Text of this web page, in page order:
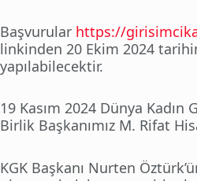
Başvurular https://
linkinden 20 Ekim 2024
yapılabilecektir.
19 Kasım 2024 Dünya Kadın
Birlik Başkanımız M. Rifat
KGK Başkanı Nurten